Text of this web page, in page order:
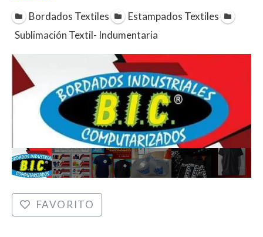
Bordados Textiles
Estampados Textiles
Sublimación Textil- Indumentaria
FAVORITO